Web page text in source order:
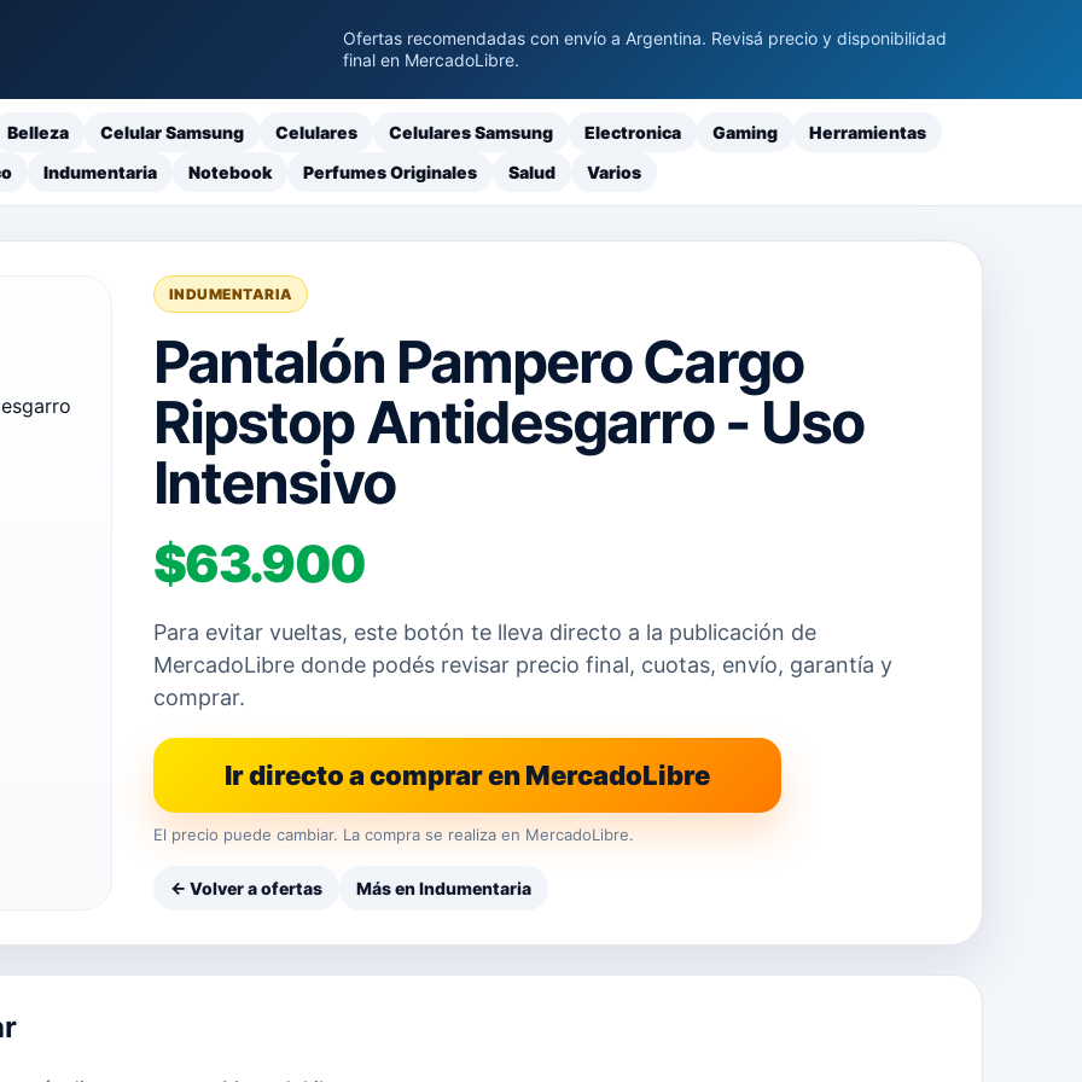
Ofertas recomendadas con envío a Argentina. Revisá precio y disponibilidad
final en MercadoLibre.
Belleza Celular Samsung Celulares Celulares Samsung Electronica Gaming
Herramientas
Indumentaria Notebook Perfumes Originales Salud Varios
INDUMENTARIA
Pantalón Pampero Cargo
Ripstop Antidesgarro - Uso
Intensivo
$63.900
Para evitar vueltas, este botón te lleva directo a la publicación de
MercadoLibre donde podés revisar precio final, cuotas, envío, garantía y
comprar.
Ir directo a comprar en MercadoLibre
El precio puede cambiar. La compra se realiza en MercadoLibre.
← Volver a ofertas Más en Indumentaria